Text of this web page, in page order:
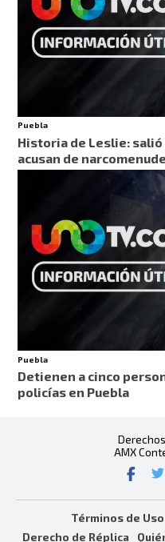
Puebla
Historia de Leslie:
acusan de
Puebla
Detienen a cinco
policías en Puebla
AMX
Términos de Uso
Derecho de Réplica